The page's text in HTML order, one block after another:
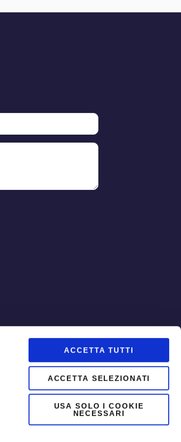
ACCETTA TUTTI
ACCETTA SELEZIONATI
USA SOLO I COOKIE
NECESSARI
About
Redazione
Pubblicità